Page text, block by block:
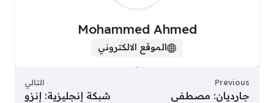
Mohammed Ahmed
الموقع الالكتروني
Previous
جارديان: مصطفى
التالي
شبكة إنجليزية: إنزو